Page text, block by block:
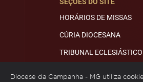
HORÁRIOS DE MISSAS
CÚRIA DIOCESANA
TRIBUNAL ECLESIÁSTICO
Diocese da Campanha - MG utiliza